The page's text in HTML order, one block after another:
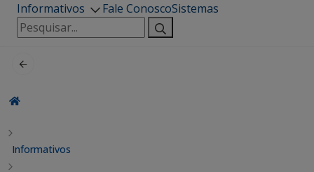
Informativos
Fale ConoscoSistemas
Pesquisar
por:
Informativos